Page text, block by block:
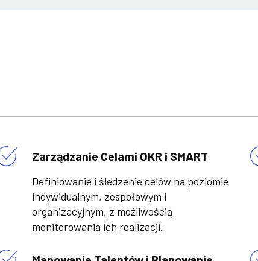
Zarządzanie Celami OKR i SMART
Definiowanie i śledzenie celów na poziomie
indywidualnym, zespołowym i
organizacyjnym, z możliwością
monitorowania ich realizacji.